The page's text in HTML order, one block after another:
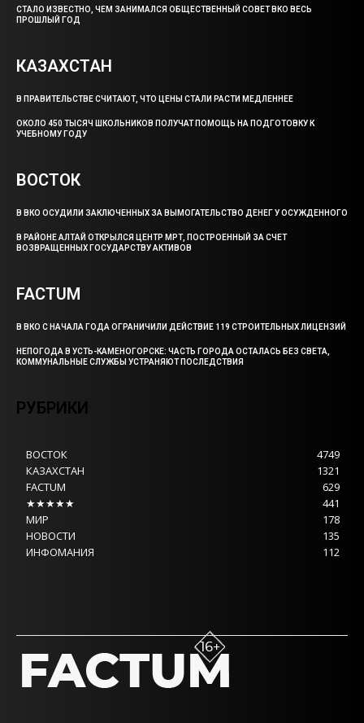
СТАЛО ИЗВЕСТНО, ЧЕМ ЗАНИМАЛСЯ ОБЩЕСТВЕННЫЙ СОВЕТ ВКО ВЕСЬ
ПРОШЛЫЙ ГОД
КАЗАХСТАН
В ПРАВИТЕЛЬСТВЕ СЧИТАЮТ, ЧТО ЦЕНЫ СТАЛИ РАСТИ МЕДЛЕННЕЕ
ОКОЛО 450 ТЫСЯЧ ШКОЛЬНИКОВ ПОЛУЧАТ ПОМОЩЬ НА ПОДГОТОВКУ К
УЧЕБНОМУ ГОДУ
ВОСТОК
В ВКО ОСУДИЛИ ЗАКЛЮЧЕННЫХ ЗА ВЫМОГАТЕЛЬСТВО ДЕНЕГ У ОСУЖДЕННОГО
В РАЙОНЕ АЛТАЙ ОТКРЫЛСЯ ЦЕНТР МРТ, ПОСТРОЕННЫЙ ЗА СЧЕТ
ВОЗВРАЩЕННЫХ ГОСУДАРСТВУ АКТИВОВ
FACTUM
В ВКО С НАЧАЛА ГОДА ОГРАНИЧИЛИ ДЕЙСТВИЕ 119 СТРОИТЕЛЬНЫХ ЛИЦЕНЗИЙ
НЕПОГОДА В УСТЬ-КАМЕНОГОРСКЕ: ЧАСТЬ ГОРОДА ОСТАЛАСЬ БЕЗ СВЕТА,
КОММУНАЛЬНЫЕ СЛУЖБЫ УСТРАНЯЮТ ПОСЛЕДСТВИЯ
РУБРИКИ
ВОСТОК
4749
КАЗАХСТАН
1321
FACTUM
629
★★★★★
441
МИР
178
НОВОСТИ
135
ИНФОМАНИЯ
112